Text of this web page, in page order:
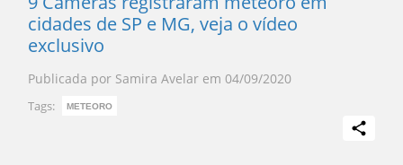
cidades de SP e MG, veja o vídeo
exclusivo
Publicada por Samira Avelar em 04/09/2020
Tags: METEORO